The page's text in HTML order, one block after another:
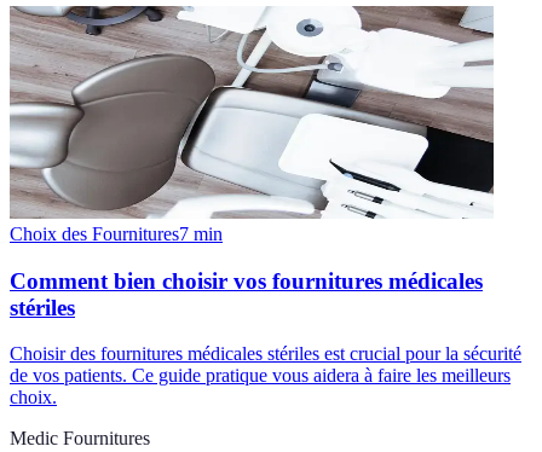
Choix des Fournitures7 min
Comment bien choisir vos fournitures médicales
stériles
Choisir des fournitures médicales stériles est crucial pour la sécurité
de vos patients. Ce guide pratique vous aidera à faire les meilleurs
choix.
Medic Fournitures